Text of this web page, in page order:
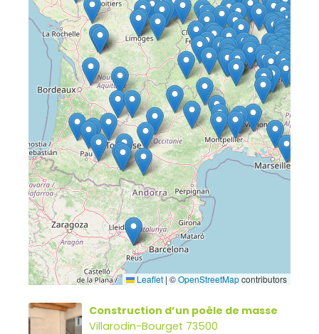
Leaflet | ©OpenStreetMapcontributors
Construction d’un poêle de masse
Villarodin-Bourget 73500